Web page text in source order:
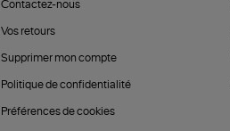
Contactez-nous
Vos retours
Supprimer mon compte
Politique de confidentialité
Préférences de cookies